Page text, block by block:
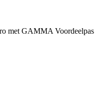
met GAMMA Voordeelpas